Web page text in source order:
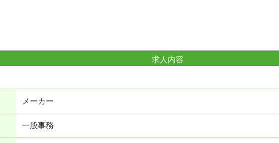
求人内容
メーカー
一般事務